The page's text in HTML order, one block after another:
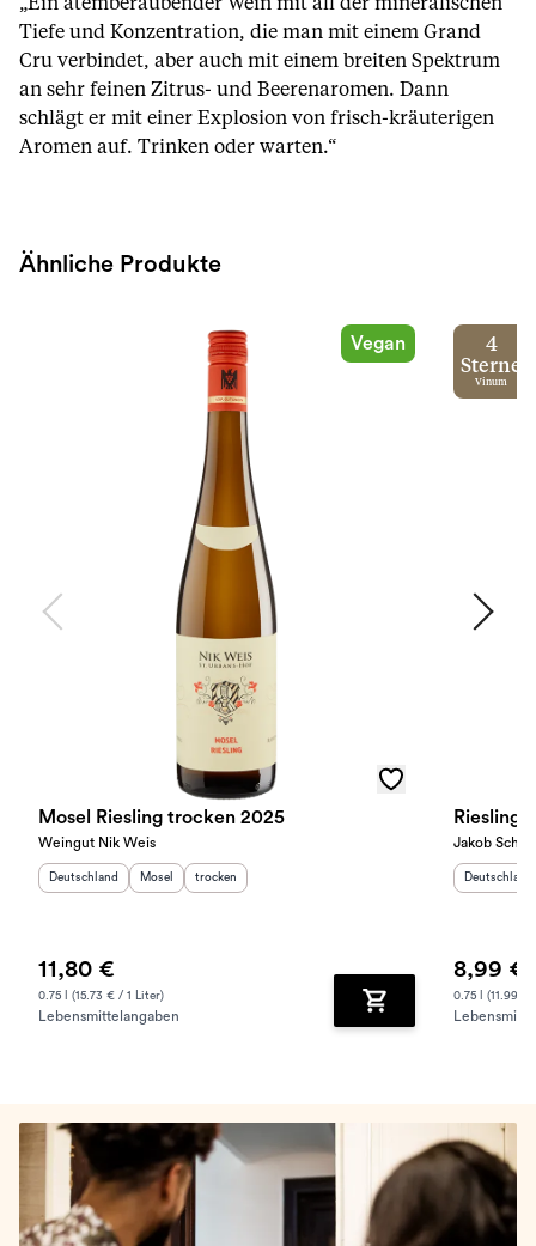
Tiefe und Konzentration, die man mit einem Grand
Cru verbindet, aber auch mit einem breiten Spektrum
an sehr feinen Zitrus- und Beerenaromen. Dann
schlägt er mit einer Explosion von frisch-kräuterigen
Aromen auf. Trinken oder warten.“
Ähnliche Produkte
Vegan
Mosel Riesling trocken 2025
Weingut Nik Weis
Herkunftsland
Deutschland Herkunftsregion:
Mosel Geschmack
trocken
11,80 €
0.75 l (15.73 € / 1 Liter)
Lebensmittelangaben Zum Warenkorb
4
Sterne
Vinum
Riesling
Jakob
Deutschland
8,99 €
0.75 l (11.99 €